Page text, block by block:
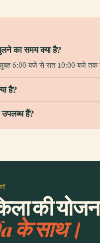
का समय क्या है?
सुबह 6:00 बजे से रात 10:00 बजे
है?
उपलब्ध हैं?
की
के साथ।